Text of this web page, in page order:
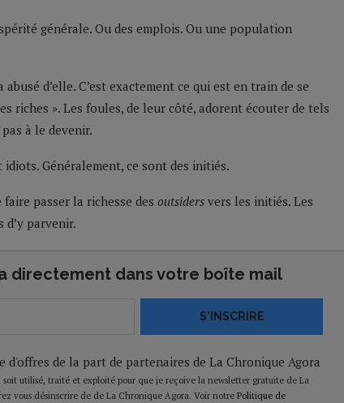
générale. Ou des emplois. Ou une population
d’elle. C’est exactement ce qui est en train de se
riches ». Les foules, de leur côté, adorent écouter de tels
à le devenir.
Généralement, ce sont des initiés.
passer la richesse des outsiders vers les initiés. Les
d’y parvenir.
directement dans votre boîte mail
S'INSCRIRE
d'offres de la part de partenaires de La Chronique Agora
utilisé, traité et exploité pour que je reçoive la newsletter gratuite de La
vous désinscrire de de La Chronique Agora. Voir notre Politique de